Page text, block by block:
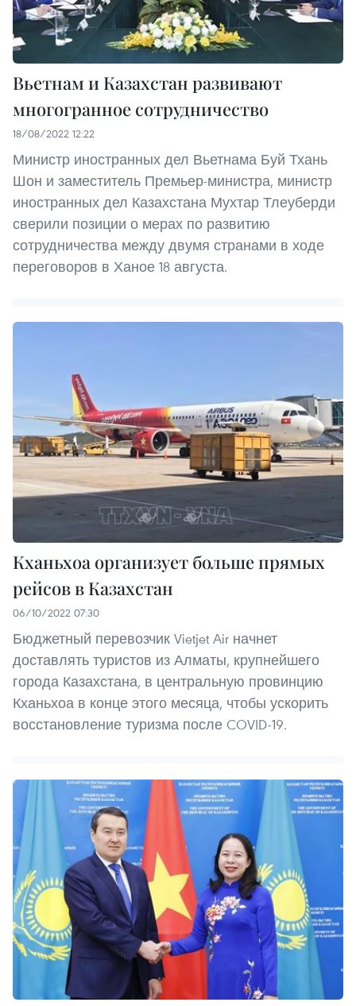
Вьетнам и Казахстан развивают
многогранное сотрудничество
18/08/2022 12:22
Министр иностранных дел Вьетнама Буй Тхань
Шон и заместитель Премьер-министра, министр
иностранных дел Казахстана Мухтар Тлеуберди
сверили позиции о мерах по развитию
сотрудничества между двумя странами в ходе
переговоров в Ханое 18 августа.
Кханьхоа организует больше прямых
рейсов в Казахстан
06/10/2022 07:30
Бюджетный перевозчик Vietjet Air начнет
доставлять туристов из Алматы, крупнейшего
города Казахстана, в центральную провинцию
Кханьхоа в конце этого месяца, чтобы ускорить
восстановление туризма после COVID-19.